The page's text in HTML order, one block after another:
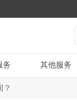
务 其他服务
？